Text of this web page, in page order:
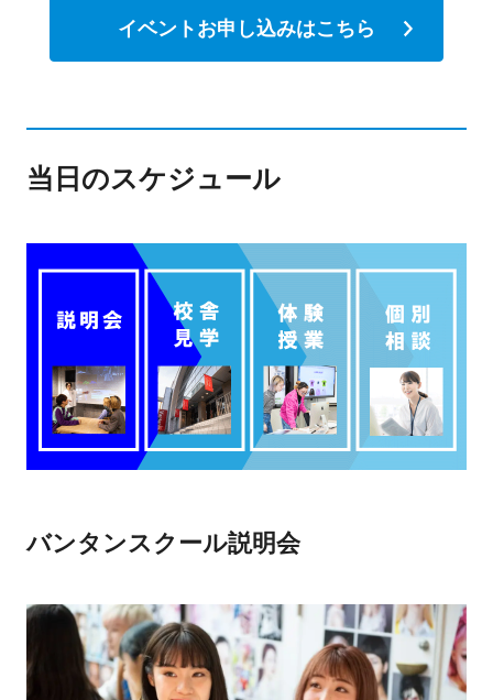
イベントお申し込みはこちら
当日のスケジュール
バンタンスクール説明会